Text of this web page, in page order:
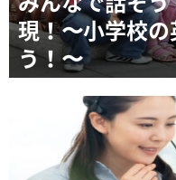
現！〜小学校
う！〜